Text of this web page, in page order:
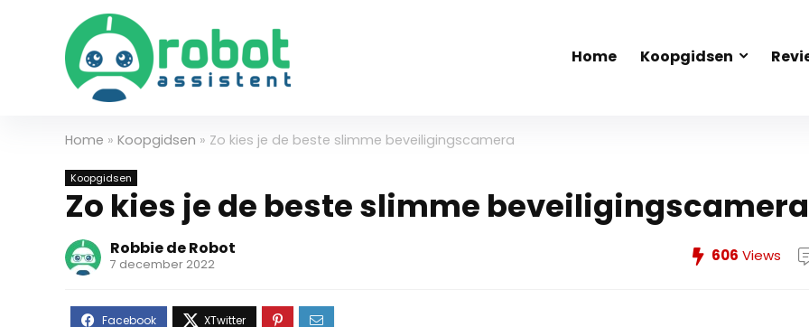
Home Koopgidsen
Home » Koopgidsen » Zo kies je de beste slimme beveiligingscamera
Koopgidsen
Zo kies je de beste slimme beveiligingscamera
Robbie de Robot
7 december 2022 606 Views